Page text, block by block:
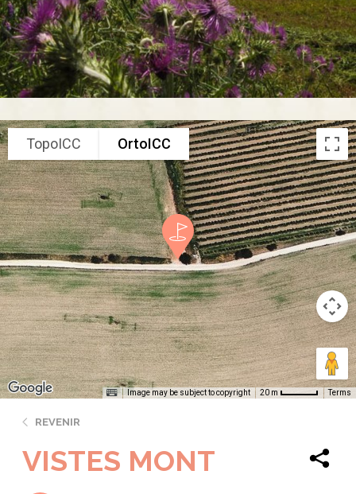
TopoICC OrtoICC
Image may be subject to copyright 20 m Terms
REVENIR
VISTES MONT